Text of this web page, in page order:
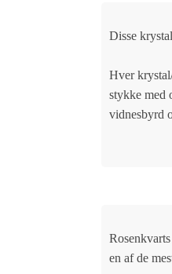
Disse
Hver
stykke med
vidnesbyrd
Rosenkvarts
en af de